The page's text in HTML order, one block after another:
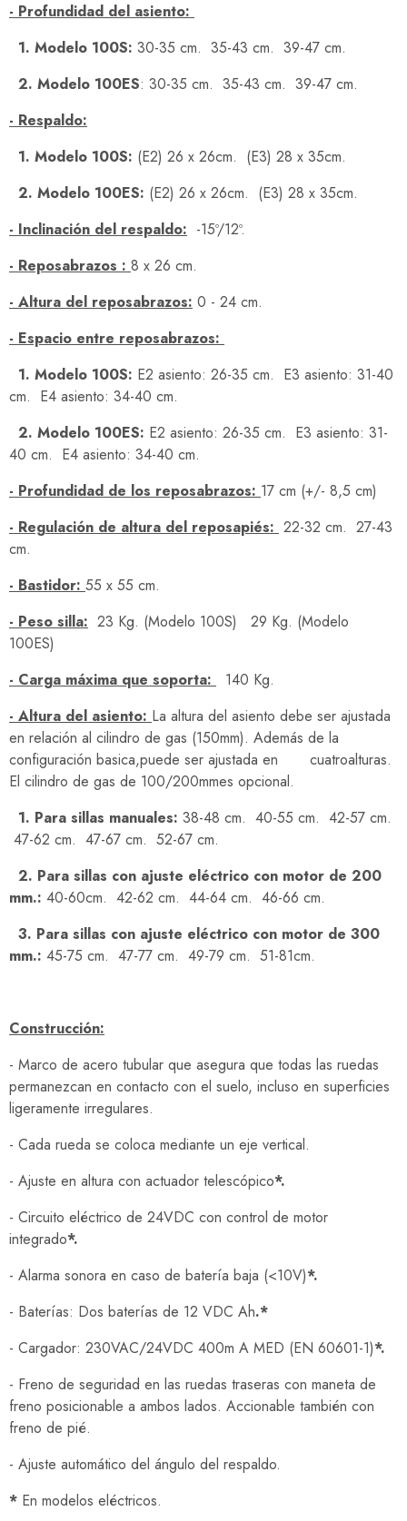
- Profundidad del asiento:
1. Modelo 100S: 30-35 cm. 35-43 cm. 39-47 cm.
2. Modelo 100ES: 30-35 cm. 35-43 cm. 39-47 cm.
- Respaldo:
1. Modelo 100S: (E2) 26 x 26cm. (E3) 28 x 35cm.
2. Modelo 100ES: (E2) 26 x 26cm. (E3) 28 x 35cm.
- Inclinación del respaldo: -15º/12º.
- Reposabrazos : 8 x 26 cm.
- Altura del reposabrazos: 0 - 24 cm.
- Espacio entre reposabrazos:
1. Modelo 100S: E2 asiento: 26-35 cm. E3 asiento: 31-40
cm. E4 asiento: 34-40 cm.
2. Modelo 100ES: E2 asiento: 26-35 cm. E3 asiento: 31-
40 cm. E4 asiento: 34-40 cm.
- Profundidad de los reposabrazos: 17 cm (+/- 8,5 cm)
- Regulación de altura del reposapiés: 22-32 cm. 27-43
cm.
- Bastidor: 55 x 55 cm.
- Peso silla: 23 Kg. (Modelo 100S) 29 Kg. (Modelo
100ES)
- Carga máxima que soporta:
140 Kg.
- Altura del asiento: La altura del asiento debe ser ajustada
en relación al cilindro de gas (150mm). Además de la
configuración basica,puede ser ajustada en cuatroalturas.
El cilindro de gas de 100/200mmes opcional.
1. Para sillas manuales: 38-48 cm. 40-55 cm. 42-57 cm.
47-62 cm. 47-67 cm. 52-67 cm.
2. Para sillas con ajuste eléctrico con motor de 200
mm.: 40-60cm. 42-62 cm. 44-64 cm. 46-66 cm.
3. Para sillas con ajuste eléctrico con motor de 300
mm.: 45-75 cm. 47-77 cm. 49-79 cm. 51-81cm.
Construcción:
- Marco de acero tubular que asegura que todas las ruedas
permanezcan en contacto con el suelo, incluso en superficies
ligeramente irregulares.
- Cada rueda se coloca mediante un eje vertical.
- Ajuste en altura con actuador telescópico*.
- Circuito eléctrico de 24VDC con control de motor
integrado*.
- Alarma sonora en caso de batería baja (<10V)*.
- Baterías: Dos baterías de 12 VDC Ah.*
- Cargador: 230VAC/24VDC 400m A MED (EN 60601-1)*.
- Freno de seguridad en las ruedas traseras con maneta de
freno posicionable a ambos lados. Accionable también con
freno de pié.
- Ajuste automático del ángulo del respaldo.
* En modelos eléctricos.